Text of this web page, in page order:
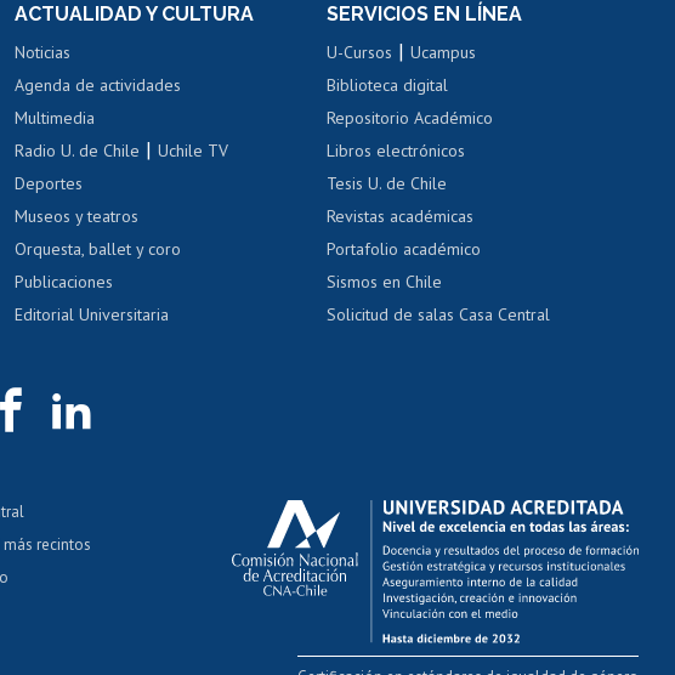
Portal de movilidad interna
Certificado de renta
Certificado de renta
Cursos de español
Acoso laboral, sexual y violencia Denuncias administrativas
ACTUALIDAD Y CULTURA
Noticias
Agenda de actividades
Multimedia
Radio U. de Chile |Uchile TV
Deportes
Museos y teatros
Orquesta, ballet y coro
Publicaciones
Editorial Universitaria
SERVICIOS EN LÍNEA
U-Cursos |Ucampus
Biblioteca digital
Repositorio Académico
Libros electrónicos
Tesis U. de Chile
Revistas académicas
Portafolio académico
Sismos en Chile
Solicitud de salas Casa Central
más recintos